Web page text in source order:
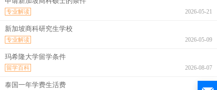
2026-05-21
专业解读
新加坡商科研究生学校
2026-05-09
专业解读
玛希隆大学留学条件
2026-08-07
留学百科
泰国一年学费生活费